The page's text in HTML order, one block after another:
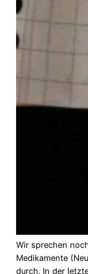
Wir sprechen
Medikamente
durch. In der